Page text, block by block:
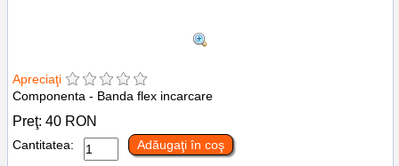
Apreciaţi
Componenta - Banda flex incarcare
Preţ: 40 RON
Cantitatea: Adăugaţi în coş